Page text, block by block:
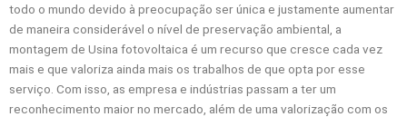
todo o mundo devido à preocupação ser única e justamente aumentar
de maneira considerável o nível de preservação ambiental, a
montagem de Usina fotovoltaica é um recurso que cresce cada vez
mais e que valoriza ainda mais os trabalhos de que opta por esse
serviço. Com isso, as empresa e indústrias passam a ter um
reconhecimento maior no mercado, além de uma valorização com os